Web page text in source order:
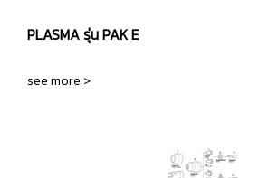
PLASMA รุ่น PAK E
see more >